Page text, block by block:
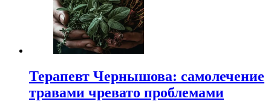
Терапевт Чернышова: самолечение
травами чревато проблемами